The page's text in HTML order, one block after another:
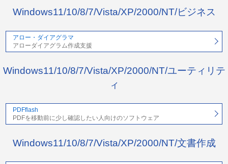
Windows11/10/8/7/Vista/XP/2000/NT/ビジネス
アロー・ダイアグラマ
アローダイアグラム作成支援
Windows11/10/8/7/Vista/XP/2000/NT/ユーティリテ
ィ
PDFflash
PDFを移動前に少し確認したい人向けのソフトウェア
Windows11/10/8/7/Vista/XP/2000/NT/文書作成